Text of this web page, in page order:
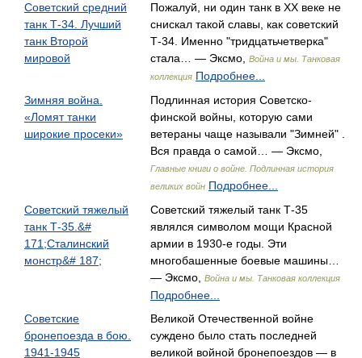
Советский средний
танк Т-34. Лучший
танк Второй
мировой
Пожалуй, ни один танк в XX веке не
снискал такой славы, как советский
Т-34. Именно "тридцатьчетверка"
стала… — Эксмо,
Война и мы. Танковая
коллекция Подробнее...
Зимняя война.
«Ломят танки
широкие просеки»
Подлинная история Советско-
финской войны, которую сами
ветераны чаще называли "Зимней" .
Вся правда о самой… — Эксмо,
Главные книги о войне. Подлинная история
великих войн Подробнее...
Советский тяжелый
танк Т-35.&#
171;Сталинский
монстр&# 187;
Советский тяжелый танк Т-35
являлся символом мощи Красной
армии в 1930-е годы. Эти
многобашенные боевые машины…
— Эксмо,
Война и мы. Танковая коллекция
Подробнее...
Советские
бронепоезда в бою.
1941-1945
Великой Отечественной войне
суждено было стать последней
великой войной бронепоездов — в